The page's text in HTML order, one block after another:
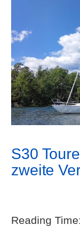
S30
zweite
Reading